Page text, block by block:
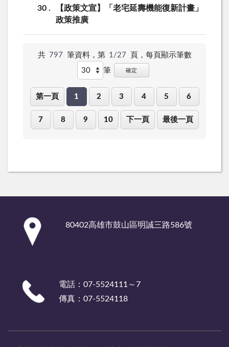
30
【政策文宣】「老宅延壽機能復新計畫」
政策推廣
共 797 筆資料，第 1/27 頁， 每頁顯示筆數
筆
確定
第一頁 1 2 3 4 5 6
7 8 9 10 下一頁 最後一頁
80402高雄市鼓山區明誠三路586號
電話：07-5524111～7
傳真：07-5524118